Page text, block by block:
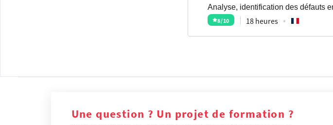
Analyse, identification des défauts
8/10 18 heures
Une question ? Un projet de formation ?